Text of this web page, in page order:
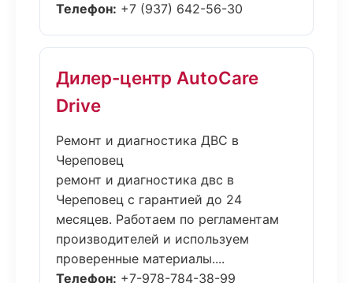
Телефон: +7 (937) 642-56-30
Дилер-центр AutoCare
Drive
Ремонт и диагностика ДВС в
Череповец
ремонт и диагностика двс в
Череповец с гарантией до 24
месяцев. Работаем по регламентам
производителей и используем
проверенные материалы....
Телефон: +7-978-784-38-99